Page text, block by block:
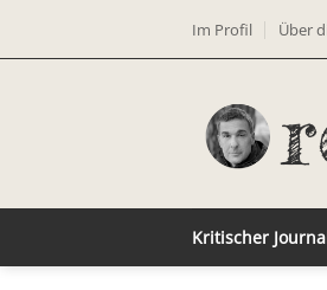
Im Profil Über
Kritischer